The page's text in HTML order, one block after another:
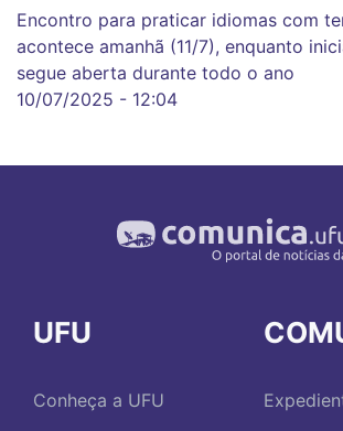
Encontro para praticar idiomas com
acontece amanhã (11/7), enquanto
segue aberta durante todo o ano
10/07/2025 - 12:04
UFU
Conheça a UFU